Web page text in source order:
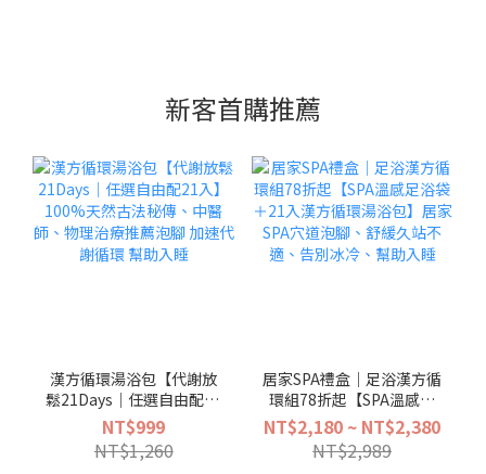
新客首購推薦
漢方循環湯浴包【代謝放
鬆21Days｜任選自由配21
入】100%天然古法秘傳、
中醫師、物理治療推薦泡
腳 加速代謝循環 幫助入睡
NT$999
NT$1,260
居家SPA禮盒｜足浴漢方循
環組78折起【SPA溫感足
浴袋＋21入漢方循環湯浴
包】居家SPA穴道泡腳、舒
緩久站不適、告別冰冷、
NT$2,180 ~ NT$2,380
NT$2,989